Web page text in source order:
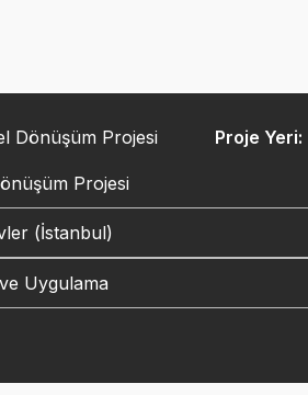
Dönüşüm Projesi Proje Yeri:
Projesi
(İstanbul)
Uygulama